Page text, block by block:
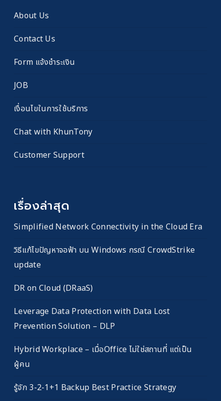
About Us
Contact Us
Form แจ้งชำระเงิน
JOB
เงื่อนไขในการใช้บริการ
Chat with KhunTony
Customer Support
เรื่องล่าสุด
Simplified Network Connectivity in the Cloud Era
วิธีแก้ไขปัญหาจอฟ้า บน Windows กรณี CrowdStrike
update
DR on Cloud (DRaaS)
Leverage Data Protection with Data Lost
Prevention Solution – DLP
Hybrid Workplace – เมื่อOffice ไม่ใช่สถานที่ แต่เป็น
ผู้คน
รู้จัก 3-2-1+1 Backup Best Practice Strategy